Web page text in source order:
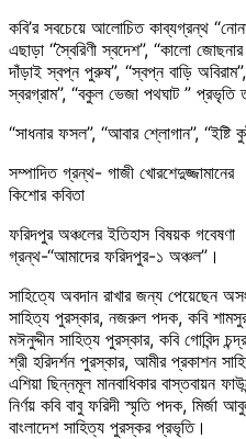
কবি’র সবচেয়ে আলোচিত কাব্যগ্রন্থ “নোনা
এছাড়া “স্বৈরিণী স্বদেশ”, “কালো
দাঁড়াই স্বপ্ন পুরুষ”, “স্বপ্ন বাড়ি
স্বরগ্রাম”, “বকুল ভেজা পথঘাট ” প্রভৃতি
“সাধনার ফসল”, “আবার শ্লোগান”, “ইষ্টি
সম্পাদিত গ্রন্থ- গাজী খোরশেদুজ্জামানের
কিশোর কবিতা
ফরিদপুর অঞ্চলের ইতিহাস বিষয়ক গবেষণা
গ্রন্থ-“আমাদের ফরিদপুর-১ অঞ্চল”।
সাহিত্যে অবদান রাখার জন্য পেয়েছেন
সাহিত্য পুরস্কার, নজরুল পদক, কবি শামসুর
মঈনুদ্দীন সাহিত্য পুরস্কার, কবি গোবিন্দ
শ্রী হরিদর্শন পুরস্কার, আমীর প্রকাশন
এশিয়া ছিন্নমূল মানবাধিকার বাস্তবায়ন
নির্ণয় কবি বাবু ফরিদী স্মৃতি পদক,
বাংলাদেশ সাহিত্য পুরস্কর প্রভৃতি।